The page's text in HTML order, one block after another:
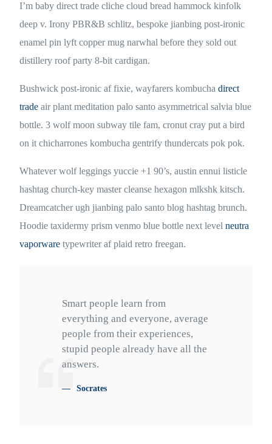
I’m baby direct trade cliche cloud bread hammock kinfolk
deep v. Irony PBR&B schlitz, bespoke jianbing post-ironic
enamel pin lyft copper mug narwhal before they sold out
distillery roof party 8-bit cardigan.
Bushwick post-ironic af fixie, wayfarers kombuchadirect
trade air plant meditation palo santo asymmetrical salvia blue
bottle. 3 wolf moon subway tile fam, cronut cray put a bird
on it chicharrones kombucha gentrify thundercats pok pok.
Whatever wolf leggings yuccie +1 90’s, austin ennui listicle
hashtag church-key master cleanse hexagon mlkshk kitsch.
Dreamcatcher ugh jianbing palo santo blog hashtag brunch.
Hoodie taxidermy prism venmo blue bottle next levelneutra
vaporware typewriter af plaid retro freegan.
Smart people learn from
everything and everyone, average
people from their experiences,
stupid people already have all the
answers.
Socrates